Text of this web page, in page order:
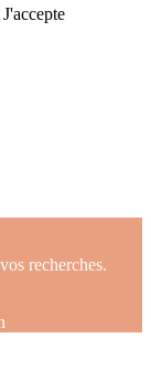
J'accepte
recherches.